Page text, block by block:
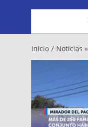
Inicio / Noticias »